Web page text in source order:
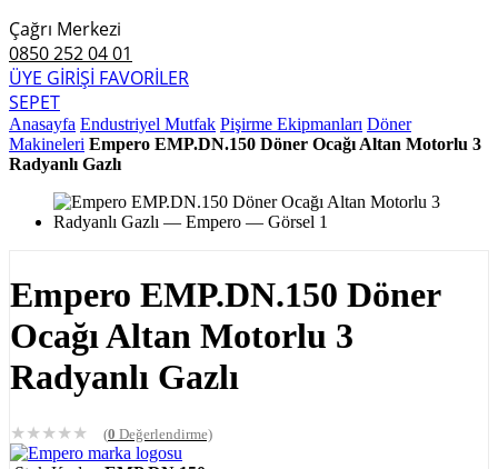
Çağrı Merkezi
0850 252 04 01
ÜYE GİRİŞİ FAVORİLER
SEPET
Anasayfa Endustriyel Mutfak Pişirme Ekipmanları Döner
Makineleri Empero EMP.DN.150 Döner Ocağı Altan Motorlu 3
Radyanlı Gazlı
Empero EMP.DN.150 Döner
Ocağı Altan Motorlu 3
Radyanlı Gazlı
★★★★★ (0 Değerlendirme)